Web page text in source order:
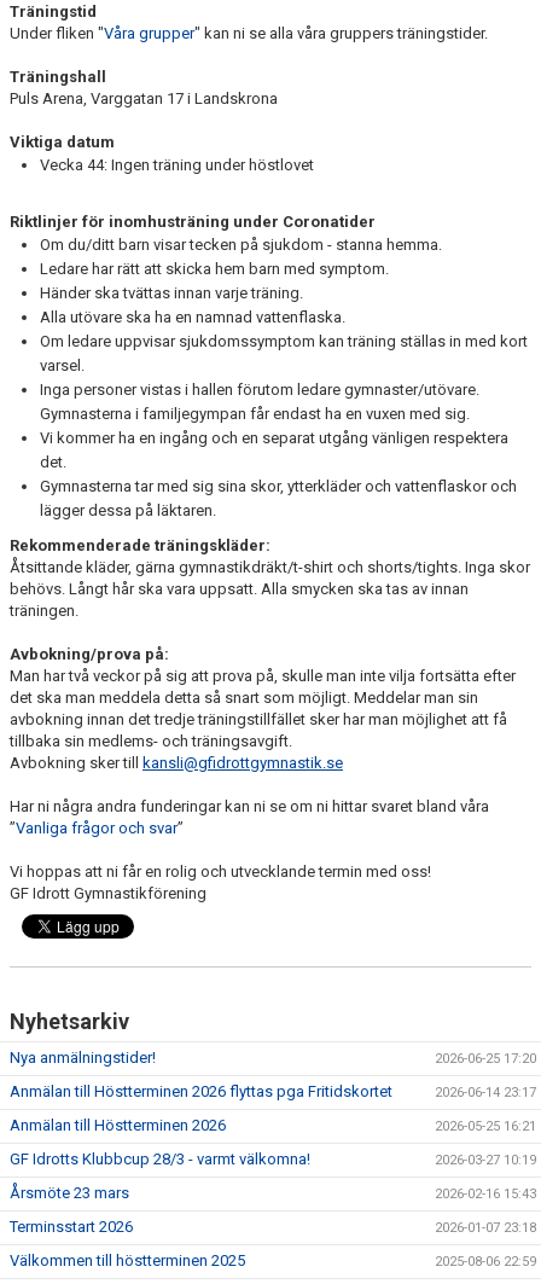
INFO OM FÖRENINGEN
KONTAKT
Träningstid
Under fliken "Våra grupper" kan ni se alla våra gruppers träningstider.
Träningshall
Puls Arena, Varggatan 17 i Landskrona
Viktiga datum
Vecka 44: Ingen träning under höstlovet
Riktlinjer för inomhusträning under Coronatider
Om du/ditt barn visar tecken på sjukdom - stanna hemma.
Ledare har rätt att skicka hem barn med symptom.
Händer ska tvättas innan varje träning.
Alla utövare ska ha en namnad vattenflaska.
Om ledare uppvisar sjukdomssymptom kan träning ställas in med kort
varsel.
Inga personer vistas i hallen förutom ledare gymnaster/utövare.
Gymnasterna i familjegympan får endast ha en vuxen med sig.
Vi kommer ha en ingång och en separat utgång vänligen respektera
det.
Gymnasterna tar med sig sina skor, ytterkläder och vattenflaskor och
lägger dessa på läktaren.
Rekommenderade träningskläder:
Åtsittande kläder, gärna gymnastikdräkt/t-shirt och shorts/tights. Inga skor
behövs. Långt hår ska vara uppsatt. Alla smycken ska tas av innan
träningen.
Avbokning/prova på:
Man har två veckor på sig att prova på, skulle man inte vilja fortsätta efter
det ska man meddela detta så snart som möjligt. Meddelar man sin
avbokning innan det tredje träningstillfället sker har man möjlighet att få
tillbaka sin medlems- och träningsavgift.
Avbokning sker till
kansli@gfidrottgymnastik.se
Har ni några andra funderingar kan ni se om ni hittar svaret bland våra
”Vanliga frågor och svar”
Vi hoppas att ni får en rolig och utvecklande termin med oss!
GF Idrott Gymnastikförening
Nyhetsarkiv
Nya anmälningstider! 2026-06-25 17:20
Anmälan till Höstterminen 2026 flyttas pga Fritidskortet 2026-06-14 23:17
Anmälan till Höstterminen 2026 2026-05-25 16:21
GF Idrotts Klubbcup 28/3 - varmt välkomna! 2026-03-27 10:19
Årsmöte 23 mars 2026-02-16 15:43
Terminsstart 2026 2026-01-07 23:18
Välkommen till höstterminen 2025 2025-08-06 22:59